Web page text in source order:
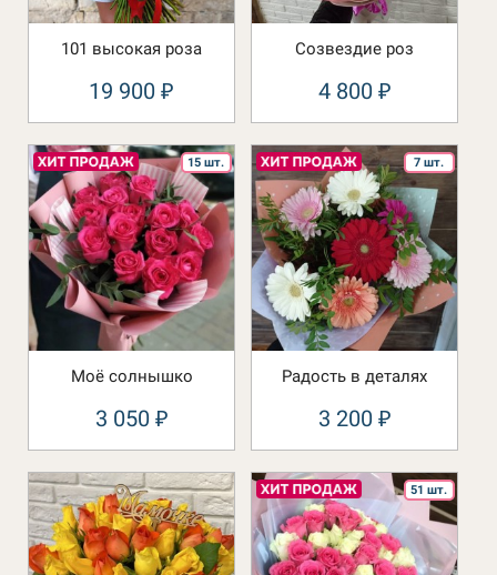
101 высокая роза
19 900 ₽
Созвездие роз
4 800 ₽
15 шт.
Моё солнышко
3 050 ₽
7 шт.
Радость в деталях
3 200 ₽
51 шт.